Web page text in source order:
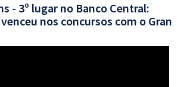
- 3º lugar no Banco Central:
nos concursos com o Gran